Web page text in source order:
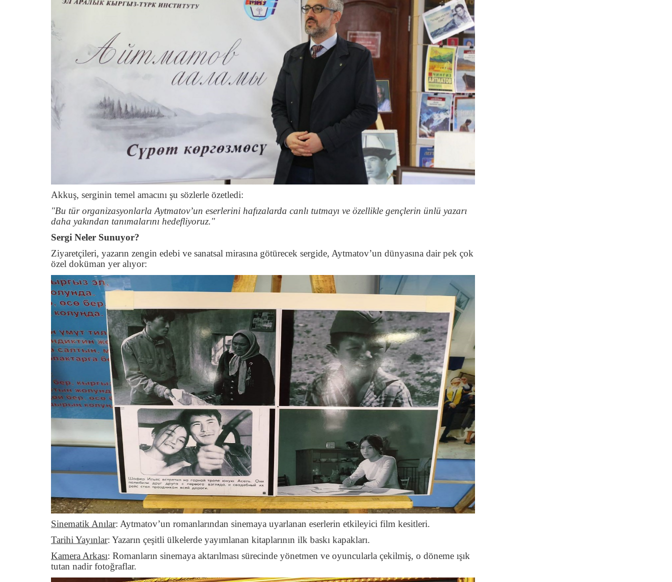
Akkuş, serginin temel amacını şu sözlerle özetledi:
"Bu tür organizasyonlarla Aytmatov’un eserlerini hafızalarda canlı tutmayı ve özellikle gençlerin ünlü yazarı
daha yakından tanımalarını hedefliyoruz."
Sergi Neler Sunuyor?
Ziyaretçileri, yazarın zengin edebi ve sanatsal mirasına götürecek sergide, Aytmatov’un dünyasına dair pek çok
özel doküman yer alıyor:
Sinematik Anılar: Aytmatov’un romanlarından sinemaya uyarlanan eserlerin etkileyici film kesitleri.
Tarihi Yayınlar: Yazarın çeşitli ülkelerde yayımlanan kitaplarının ilk baskı kapakları.
Kamera Arkası: Romanların sinemaya aktarılması sürecinde yönetmen ve oyuncularla çekilmiş, o döneme ışık
tutan nadir fotoğraflar.